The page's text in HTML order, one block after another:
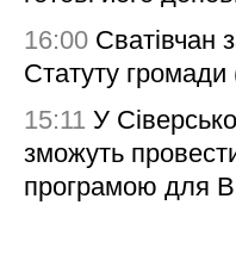
16:00 Сватівчан
Статуту
15:11 У
зможуть
програмою для